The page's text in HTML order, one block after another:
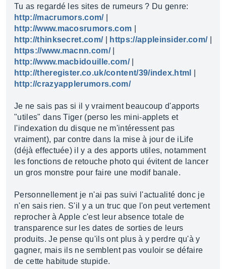
Tu as regardé les sites de rumeurs ? Du genre:
http://macrumors.com/|
http://www.macosrumors.com
http://thinksecret.com/| https://appleinsider.com/|
https://www.macnn.com/|
http://www.macbidouille.com/|
http://theregister.co.uk/content/39/index.html
http://crazyapplerumors.com/
Je ne sais pas si il y vraiment beaucoup d'apports
"utiles" dans Tiger (perso les mini-applets et
l'indexation du disque ne m'intéressent pas
vraiment), par contre dans la mise à jour de iLife
(déjà effectuée) il y a des apports utiles, notamment
les fonctions de retouche photo qui évitent de lancer
un gros monstre pour faire une modif banale.
Personnellement je n'ai pas suivi l'actualité donc je
n'en sais rien. S'il y a un truc que l'on peut vertement
reprocher à Apple c'est leur absence totale de
transparence sur les dates de sorties de leurs
produits. Je pense qu'ils ont plus à y perdre qu'à y
gagner, mais ils ne semblent pas vouloir se défaire
de cette habitude stupide.